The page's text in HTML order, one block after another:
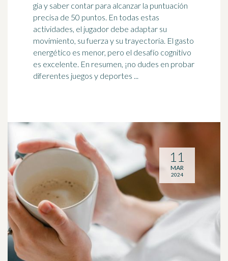
gia y saber contar para alcanzar la puntuación
precisa de 50 puntos. En todas estas
actividades, el jugador debe adaptar su
movimiento, su fuerza y su trayectoria. El gasto
energético es menor, pero el desafío cognitivo
es excelente. En resumen, ¡no dudes en probar
diferentes juegos y deportes ...
11
MAR
2024